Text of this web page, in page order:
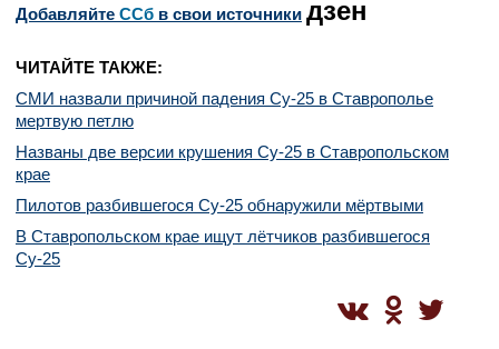
Добавляйте CСб в свои источники дзен
ЧИТАЙТЕ ТАКЖЕ:
СМИ назвали причиной падения Су-25 в Ставрополье
мертвую петлю
Названы две версии крушения Су-25 в Ставропольском
крае
Пилотов разбившегося Су-25 обнаружили мёртвыми
В Ставропольском крае ищут лётчиков разбившегося
Су-25